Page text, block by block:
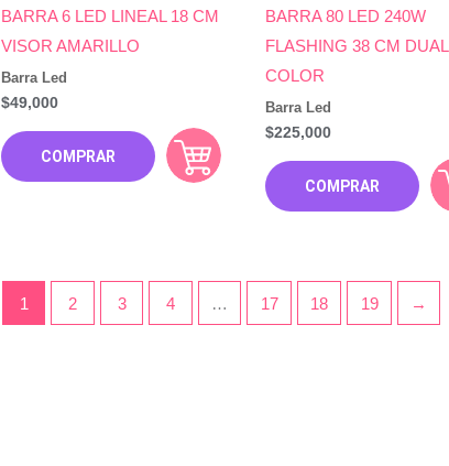
Barra Led
BARRA 6 LED LINEAL 18 CM
VISOR AMARILLO
COMPRAR
$49,000 Barra Led
BARRA 80 LED 240W
FLASHING 38 CM DUAL
COLOR
COMPRAR
$225,000
1 2 3 4 … 17 18 19 →